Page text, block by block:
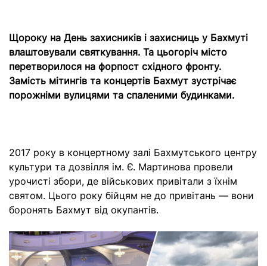
Щороку на День захисників і захисниць у Бахмуті
влаштовували святкування. Та цьогоріч місто
перетворилося на форпост східного фронту.
Замість мітингів та концертів Бахмут зустрічає
порожніми вулицями та спаленими будинками.
2017 року в концертному залі Бахмутського центру
культури та дозвілля ім. Є. Мартинова провели
урочисті збори, де військових привітали з їхнім
святом. Цього року бійцям не до привітань — вони
боронять Бахмут від окупантів.